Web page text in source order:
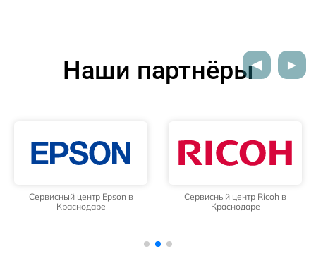
Наши партнёры
Сервисный центр Epson в
Краснодаре
Сервисный центр Ricoh в
Краснодаре